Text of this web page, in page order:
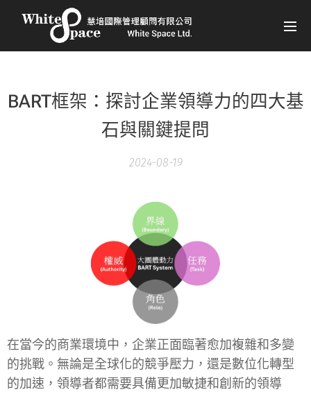
BART框架：探討企業領導力的四大基
石與關鍵提問
2024-08-19
在當今的商業環境中，企業正面臨著愈加複雜和多變
的挑戰。無論是全球化的競爭壓力，還是數位化轉型
的加速，領導者都需要具備更加敏捷和創新的領導